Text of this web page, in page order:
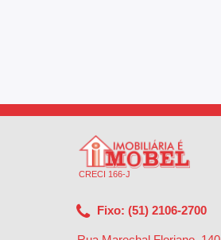
CRECI 166-J
Fixo: (51) 2106-2700